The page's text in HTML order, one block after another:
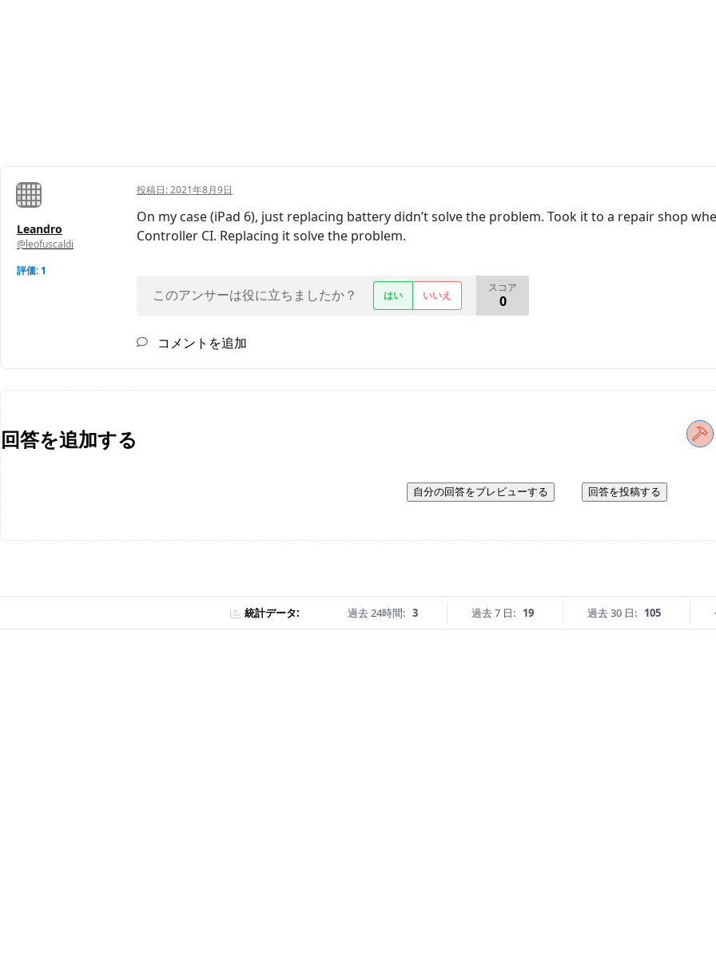
Leandro
@leofuscaldi
評価: 1
投稿日:2021年8月9日
On my case (iPad 6), just replacing battery didn’t solve the problem. Took it to a repair shop
Controller CI. Replacing it solve the problem.
このアンサーは役に立ちましたか？ はい いいえ
スコア
0
コメントを追加
回答を追加する
自分の回答をプレビューする 回答を投稿する
統計データ: 過去 24時間: 3 過去 7 日: 19 過去 30 日: 105